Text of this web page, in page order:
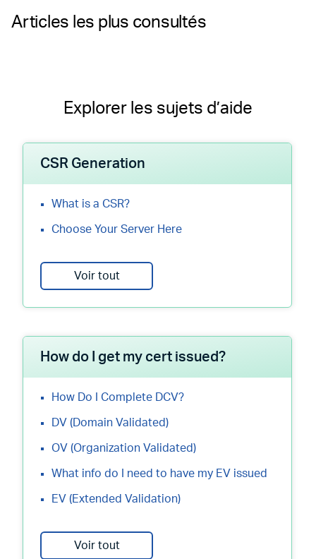
Articles les plus consultés
Explorer les sujets d’aide
CSR Generation
What is a CSR?
Choose Your Server Here
Voir tout
How do I get my cert issued?
How Do I Complete DCV?
DV (Domain Validated)
OV (Organization Validated)
What info do I need to have my EV issued
EV (Extended Validation)
Voir tout